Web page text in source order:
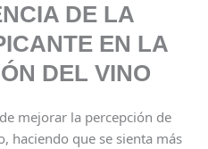
DE LA
EN LA
DEL VINO
mejorar la percepción de
haciendo que se sienta más